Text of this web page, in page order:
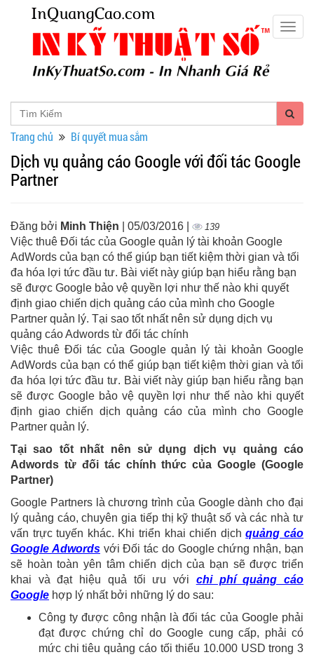
Trang chủ Bí quyết mua sắm
Dịch vụ quảng cáo Google với đối tác Google
Partner
Đăng bởi Minh Thiện | 05/03/2016 | 139
Việc thuê Đối tác của Google quản lý tài khoản Google
AdWords của bạn có thể giúp bạn tiết kiệm thời gian và tối
đa hóa lợi tức đầu tư. Bài viết này giúp bạn hiểu rằng bạn
sẽ được Google bảo vệ quyền lợi như thế nào khi quyết
định giao chiến dịch quảng cáo của mình cho Google
Partner quản lý. Tại sao tốt nhất nên sử dụng dịch vụ
quảng cáo Adwords từ đối tác chính
Việc thuê Đối tác của Google quản lý tài khoản Google
AdWords của bạn có thể giúp bạn tiết kiệm thời gian và tối
đa hóa lợi tức đầu tư. Bài viết này giúp bạn hiểu rằng bạn
sẽ được Google bảo vệ quyền lợi như thế nào khi quyết
định giao chiến dịch quảng cáo của mình cho Google
Partner quản lý.
Tại sao tốt nhất nên sử dụng dịch vụ quảng cáo
Adwords từ đối tác chính thức của Google (Google
Partner)
Google Partners là chương trình của Google dành cho đại
lý quảng cáo, chuyên gia tiếp thị kỹ thuật số và các nhà tư
vấn trực tuyến khác. Khi triển khai chiến dịchquảng cáo
Google Adwordsvới Đối tác do Google chứng nhận, bạn
sẽ hoàn toàn yên tâm chiến dịch của bạn sẽ được triển
khai và đạt hiệu quả tối ưu với chi phí quảng cáo
Google hợp lý nhất bởi những lý do sau:
Công ty được công nhận là đối tác của Google phải
đạt được chứng chỉ do Google cung cấp, phải có
mức chi tiêu quảng cáo tối thiểu 10.000 USD trong 3